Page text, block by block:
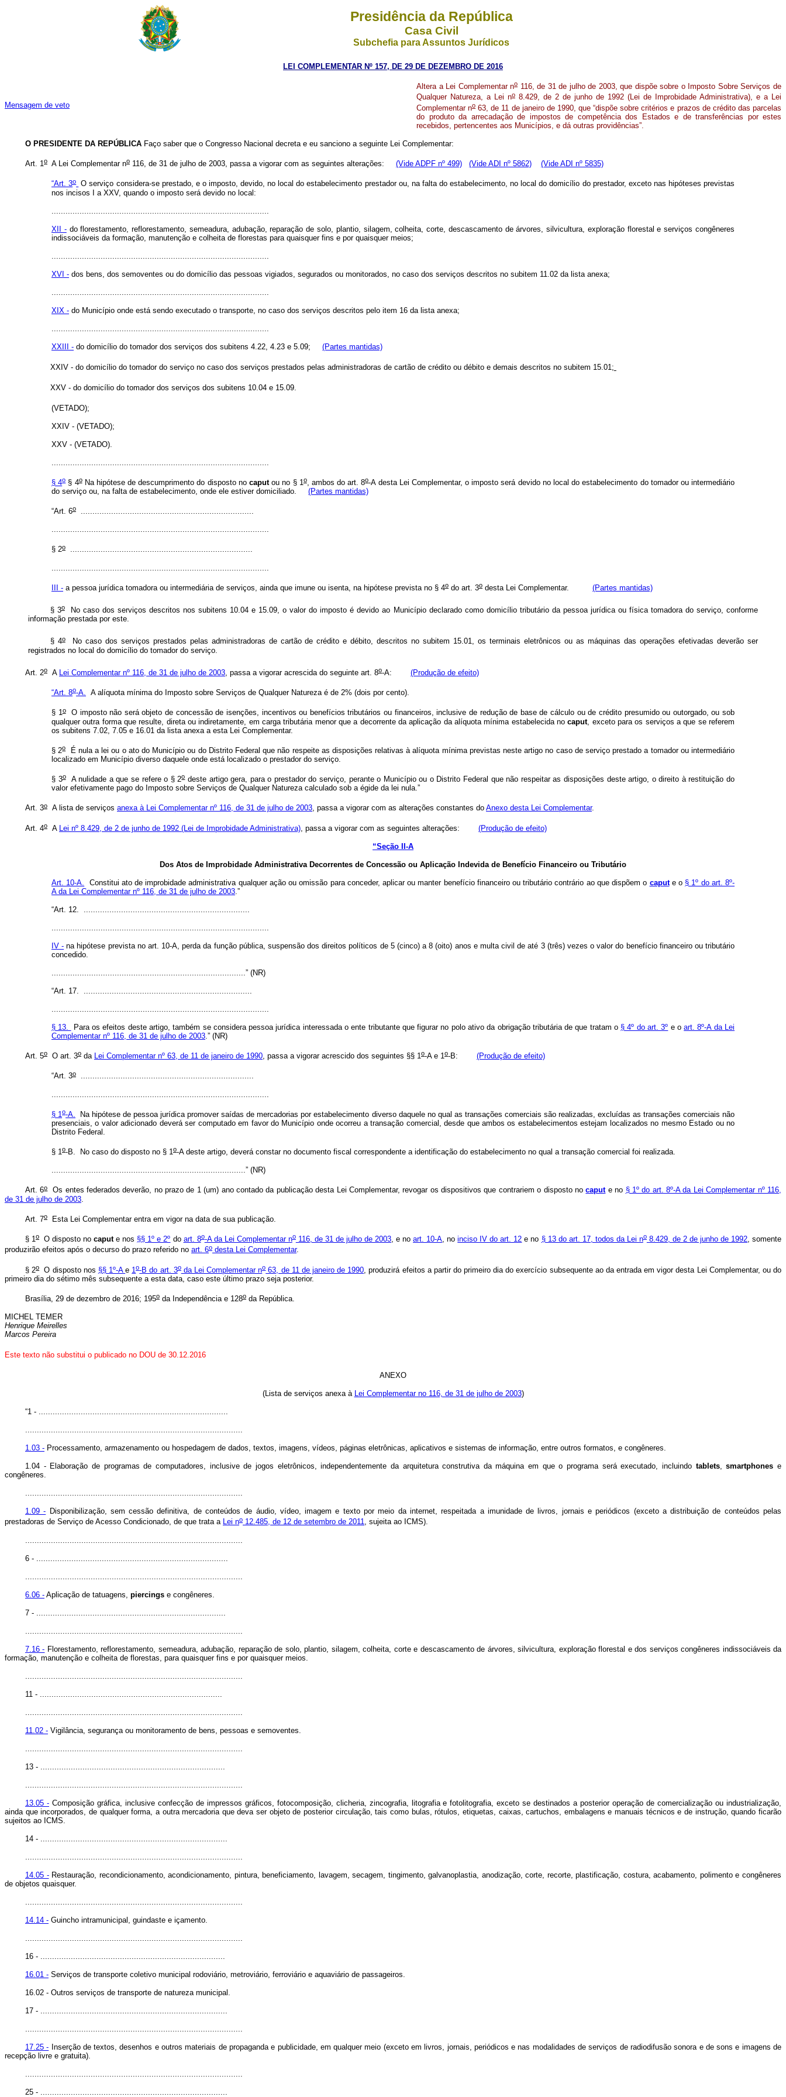
Presidência da República
Casa Civil
Subchefia para Assuntos Jurídicos
LEI COMPLEMENTAR Nº 157, DE 29 DE DEZEMBRO DE 2016
Mensagem de veto
Altera a Lei Complementar no116, de 31 de julho de 2003, que dispõe sobre o Imposto Sobre Serviços de
Qualquer Natureza, a Lei no 8.429, de 2 de junho de 1992 (Lei de Improbidade Administrativa), e a Lei
Complementar no63, de 11 de janeiro de 1990, que “dispõe sobre critérios e prazos de crédito das parcelas
do produto da arrecadação de impostos de competência dos Estados e de transferências por estes
recebidos, pertencentes aos Municípios, e dá outras providências”.
O PRESIDENTE DA REPÚBLICA Faço saber que o Congresso Nacional decreta e eu sanciono a seguinte Lei Complementar:
Art. 1o A Lei Complementar no 116, de 31 de julho de 2003, passa a vigorar com as seguintes alterações: (Vide ADPF nº 499) (Vide ADI nº 5862) (Vide ADI nº 5835)
“Art. 3o
O serviço considera-se prestado, e o imposto, devido, no local do estabelecimento prestador ou, na falta do estabelecimento, no local do domicílio do prestador, exceto nas hipóteses previstas
nos incisos I a XXV, quando o imposto será devido no local:
XII -do florestamento, reflorestamento, semeadura, adubação, reparação de solo, plantio, silagem, colheita, corte, descascamento de árvores, silvicultura, exploração florestal e serviços congêneres
indissociáveis da formação, manutenção e colheita de florestas para quaisquer fins e por quaisquer meios;
XVI - dos bens, dos semoventes ou do domicílio das pessoas vigiados, segurados ou monitorados, no caso dos serviços descritos no subitem 11.02 da lista anexa;
XIX - do Município onde está sendo executado o transporte, no caso dos serviços descritos pelo item 16 da lista anexa;
XXIII - do domicílio do tomador dos serviços dos subitens 4.22, 4.23 e 5.09; (Partes mantidas)
XXIV - do domicílio do tomador do serviço no caso dos serviços prestados pelas administradoras de cartão de crédito ou débito e demais descritos no subitem 15.01;
XXV - do domicílio do tomador dos serviços dos subitens 10.04 e 15.09.
(VETADO);
XXIV - (VETADO);
XXV - (VETADO).
§ 4o § 4oNa hipótese de descumprimento do disposto no caput ou no § 1o, ambos do art. 8o-A desta Lei Complementar, o imposto será devido no local do estabelecimento do tomador ou intermediário
do serviço ou, na falta de estabelecimento, onde ele estiver domiciliado.
(Partes mantidas)
“Art. 6o ..........................................................................
.............................................................................................
§ 2o ..............................................................................
III - a pessoa jurídica tomadora ou intermediária de serviços, ainda que imune ou isenta, na hipótese prevista no § 4o do art. 3o desta Lei Complementar. (Partes mantidas)
§ 3oNo caso dos serviços descritos nos subitens 10.04 e 15.09, o valor do imposto é devido ao Município declarado como domicílio tributário da pessoa jurídica ou física tomadora do serviço, conforme
informação prestada por este.
§ 4oNo caso dos serviços prestados pelas administradoras de cartão de crédito e débito, descritos no subitem 15.01, os terminais eletrônicos ou as máquinas das operações efetivadas deverão ser
registrados no local do domicílio do tomador do serviço.
Art. 2o A Lei Complementar nº 116, de 31 de julho de 2003 , passa a vigorar acrescida do seguinte art. 8o-A: (Produção de efeito)
“Art. 8o-A. A alíquota mínima do Imposto sobre Serviços de Qualquer Natureza é de 2% (dois por cento).
§ 1oO imposto não será objeto de concessão de isenções, incentivos ou benefícios tributários ou financeiros, inclusive de redução de base de cálculo ou de crédito presumido ou outorgado, ou sob
qualquer outra forma que resulte, direta ou indiretamente, em carga tributária menor que a decorrente da aplicação da alíquota mínima estabelecida nocaput, exceto para os serviços a que se referem
os subitens 7.02, 7.05 e 16.01 da lista anexa a esta Lei Complementar.
§ 2oÉ nula a lei ou o ato do Município ou do Distrito Federal que não respeite as disposições relativas à alíquota mínima previstas neste artigo no caso de serviço prestado a tomador ou intermediário
localizado em Município diverso daquele onde está localizado o prestador do serviço.
§ 3oA nulidade a que se refere o § 2odeste artigo gera, para o prestador do serviço, perante o Município ou o Distrito Federal que não respeitar as disposições deste artigo, o direito à restituição do
valor efetivamente pago do Imposto sobre Serviços de Qualquer Natureza calculado sob a égide da lei nula.”
Art. 3o A lista de serviços anexa à Lei Complementar nº 116, de 31 de julho de 2003, passa a vigorar com as alterações constantes do Anexo desta Lei Complementar.
Art. 4o A Lei nº 8.429, de 2 de junho de 1992 (Lei de Improbidade Administrativa) , passa a vigorar com as seguintes alterações: (Produção de efeito)
“Seção II-A
Dos Atos de Improbidade Administrativa Decorrentes de Concessão ou Aplicação Indevida de Benefício Financeiro ou Tributário
Art. 10-A. Constitui ato de improbidade administrativa qualquer ação ou omissão para conceder, aplicar ou manter benefício financeiro ou tributário contrário ao que dispõem o caput e o § 1º do art. 8º-
A da Lei Complementar nº 116, de 31 de julho de 2003 .”
“Art. 12. .......................................................................
IV - na hipótese prevista no art. 10-A, perda da função pública, suspensão dos direitos políticos de 5 (cinco) a 8 (oito) anos e multa civil de até 3 (três) vezes o valor do benefício financeiro ou tributário
concedido.
...................................................................................” (NR)
“Art. 17. ........................................................................
§ 13. Para os efeitos deste artigo, também se considera pessoa jurídica interessada o ente tributante que figurar no polo ativo da obrigação tributária de que tratam o § 4º do art. 3º e oart. 8º-A da Lei
Complementar nº 116, de 31 de julho de 2003 .” (NR)
Art. 5o O art. 3o da Lei Complementar nº 63, de 11 de janeiro de 1990, passa a vigorar acrescido dos seguintes §§ 1o-A e 1o-B: (Produção de efeito)
“Art. 3o ..........................................................................
§ 1o-A.
Na hipótese de pessoa jurídica promover saídas de mercadorias por estabelecimento diverso daquele no qual as transações comerciais são realizadas, excluídas as transações comerciais não
presenciais, o valor adicionado deverá ser computado em favor do Município onde ocorreu a transação comercial, desde que ambos os estabelecimentos estejam localizados no mesmo Estado ou no
Distrito Federal.
§ 1o-B. No caso do disposto no § 1o-A deste artigo, deverá constar no documento fiscal correspondente a identificação do estabelecimento no qual a transação comercial foi realizada.
...................................................................................” (NR)
Art. 6oOs entes federados deverão, no prazo de 1 (um) ano contado da publicação desta Lei Complementar, revogar os dispositivos que contrariem o disposto nocaput e no § 1º do art. 8º-A da Lei Complementar nº 116,
de 31 de julho de 2003
Art. 7o Esta Lei Complementar entra em vigor na data de sua publicação.
§ 1o O disposto nocaput e nos §§ 1º e 2º do art. 8o-A da Lei Complementar no116, de 31 de julho de 2003, e noart. 10-A, noinciso IV do art. 12 e no § 13 do art. 17, todos da Lei no8.429, de 2 de junho de 1992, somente
produzirão efeitos após o decurso do prazo referido no art. 6o desta Lei Complementar.
§ 2oO disposto nos §§ 1º-Ae 1o-B do art. 3oda Lei Complementar no63, de 11 de janeiro de 1990 , produzirá efeitos a partir do primeiro dia do exercício subsequente ao da entrada em vigor desta Lei Complementar, ou do
primeiro dia do sétimo mês subsequente a esta data, caso este último prazo seja posterior.
Brasília, 29 de dezembro de 2016; 195o da Independência e 128o da República.
MICHEL TEMER
Henrique Meirelles
Marcos Pereira
Este texto não substitui o publicado no DOU de 30.12.2016
ANEXO
(Lista de serviços anexa à Lei Complementar no 116, de 31 de julho de 2003)
“1 - .................................................................................
.............................................................................................
1.03 - Processamento, armazenamento ou hospedagem de dados, textos, imagens, vídeos, páginas eletrônicas, aplicativos e sistemas de informação, entre outros formatos, e congêneres.
1.04 - Elaboração de programas de computadores, inclusive de jogos eletrônicos, independentemente da arquitetura construtiva da máquina em que o programa será executado, incluindo tablets,smartphones e
congêneres.
.............................................................................................
1.09 - Disponibilização, sem cessão definitiva, de conteúdos de áudio, vídeo, imagem e texto por meio da internet, respeitada a imunidade de livros, jornais e periódicos (exceto a distribuição de conteúdos pelas
prestadoras de Serviço de Acesso Condicionado, de que trata a Lei no 12.485, de 12 de setembro de 2011, sujeita ao ICMS).
6 - ..................................................................................
6.06 - Aplicação de tatuagens, piercings e congêneres.
7 - .................................................................................
7.16 - Florestamento, reflorestamento, semeadura, adubação, reparação de solo, plantio, silagem, colheita, corte e descascamento de árvores, silvicultura, exploração florestal e dos serviços congêneres indissociáveis da
formação, manutenção e colheita de florestas, para quaisquer fins e por quaisquer meios.
11 - ..............................................................................
11.02 - Vigilância, segurança ou monitoramento de bens, pessoas e semoventes.
13 - ...............................................................................
13.05 -Composição gráfica, inclusive confecção de impressos gráficos, fotocomposição, clicheria, zincografia, litografia e fotolitografia, exceto se destinados a posterior operação de comercialização ou industrialização,
ainda que incorporados, de qualquer forma, a outra mercadoria que deva ser objeto de posterior circulação, tais como bulas, rótulos, etiquetas, caixas, cartuchos, embalagens e manuais técnicos e de instrução, quando ficarão
sujeitos ao ICMS.
14 - ................................................................................
14.05 -Restauração, recondicionamento, acondicionamento, pintura, beneficiamento, lavagem, secagem, tingimento, galvanoplastia, anodização, corte, recorte, plastificação, costura, acabamento, polimento e congêneres
de objetos quaisquer.
14.14 - Guincho intramunicipal, guindaste e içamento.
16 - ...............................................................................
16.01 - Serviços de transporte coletivo municipal rodoviário, metroviário, ferroviário e aquaviário de passageiros.
16.02 - Outros serviços de transporte de natureza municipal.
17 - ................................................................................
17.25 - Inserção de textos, desenhos e outros materiais de propaganda e publicidade, em qualquer meio (exceto em livros, jornais, periódicos e nas modalidades de serviços de radiodifusão sonora e de sons e imagens de
recepção livre e gratuita).
25 - ................................................................................